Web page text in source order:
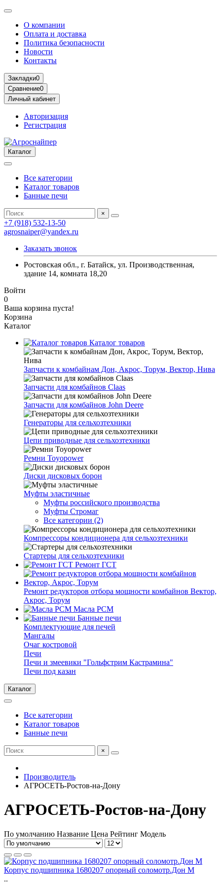
О компании
Оплата и доставка
Политика безопасности
Новости
Контакты
Закладки0
Сравнение0
Личный кабинет
Авторизация
Регистрация
Каталог
Все категории
Каталог товаров
Банные печи
×
+7 (918) 532-13-50
agrosnaiper@yandex.ru
Заказать звонок
Ростовская обл., г. Батайск, ул. Производственная,
здание 14, комната 18,20
Войти
0
Ваша корзина пуста!
Корзина
Каталог
Каталог товаров
Запчасти к комбайнам Дон, Акрос, Торум, Вектор, Нива
Запчасти для комбайнов Claas
Запчасти для комбайнов John Deere
Генераторы для сельхозтехники
Цепи приводные для сельхозтехники
Ремни Toyopower
Диски дисковых борон
Муфты эластичные
Муфты российского производства
Муфты Стромаг
Все категории (2)
Компрессоры кондиционера для сельхозтехники
Стартеры для сельхозтехники
Ремонт ГСТ
Ремонт редукторов отбора мощности комбайнов Вектор,
Акрос, Торум
Масла РСМ
Банные печи
Комплектующие для печей
Мангалы
Очаг костровой
Печи
Печи и змеевики "Гольфстрим Кастрамина"
Печи под казан
Каталог
Все категории
Каталог товаров
Банные печи
×
Производитель
АГРОСЕТЬ-Ростов-на-Дону
АГРОСЕТЬ-Ростов-на-Дону
По умолчанию Название Цена Рейтинг Модель
Корпус подшипника 1680207 опорный соломотр.Дон М
..